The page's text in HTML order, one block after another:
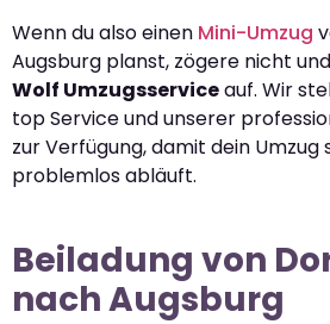
Wenn du also einen Mini-Umzug
Augsburg planst, zögere nicht
Wolf Umzugsserviceauf. Wir
top Service und unserer
zur Verfügung, damit dein Umzug
problemlos abläuft.
Beiladung von
nach Augsburg